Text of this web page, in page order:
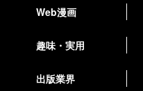
Web漫画
趣味・実用
出版業界